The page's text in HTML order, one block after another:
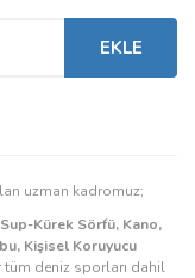
EKLE
uzman kadromuz;
Kürek Sörfü, Kano,
Kişisel Koruyucu
tüm deniz sporları dahil